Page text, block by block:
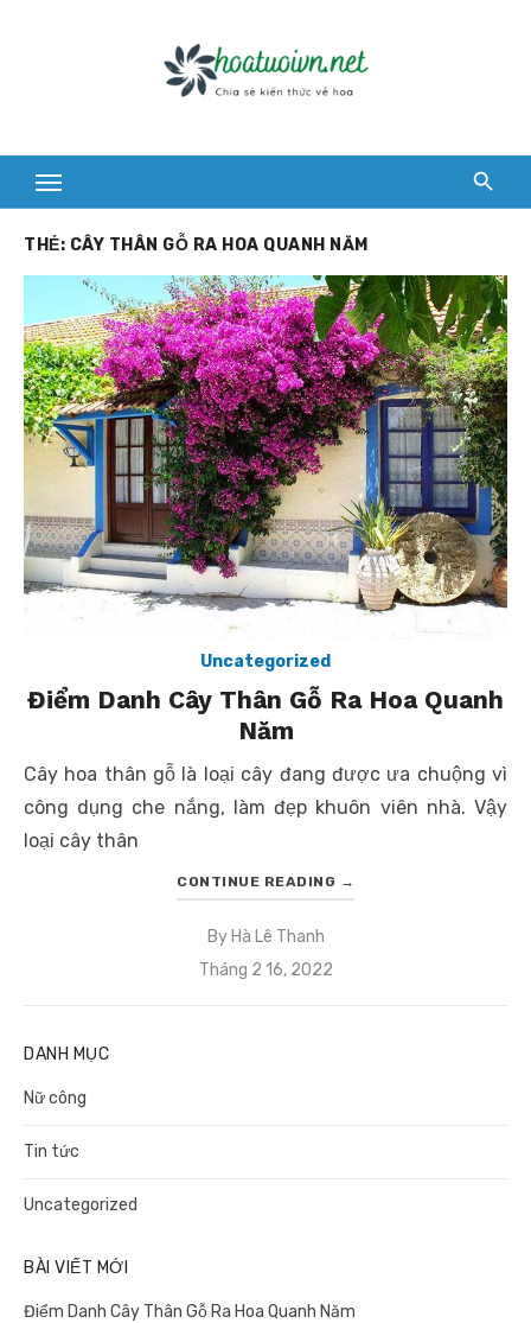
THẺ: CÂY THÂN GỖ RA HOA QUANH NĂM
Uncategorized
Điểm Danh Cây Thân Gỗ Ra Hoa Quanh
Năm
Cây hoa thân gỗ là loại cây đang được ưa chuộng vì
công dụng che nắng, làm đẹp khuôn viên nhà. Vậy
loại cây thân
CONTINUE READING →
By Hà Lê Thanh
Posted
Tháng 2 16, 2022
DANH MỤC
Nữ công
Tin tức
Uncategorized
BÀI VIẾT MỚI
Điểm Danh Cây Thân Gỗ Ra Hoa Quanh Năm